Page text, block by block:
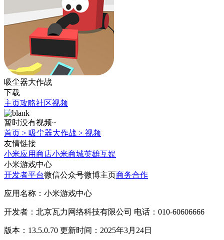
吸尘器大作战
下载
主页攻略社区视频
暂时没有视频~
首页 > 吸尘器大作战 > 视频
友情链接
小米应用商店小米商城英雄互娱
小米游戏中心
开发者平台微信公众号微博主页商务合作
应用名称：小米游戏中心
开发者：北京瓦力网络科技有限公司 电话：010-60606666
版本：13.5.0.70 更新时间：2025年3月24日